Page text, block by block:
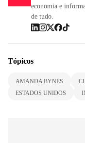
economia e
de tudo.
Tópicos
AMANDA BYNES
ESTADOS UNIDOS